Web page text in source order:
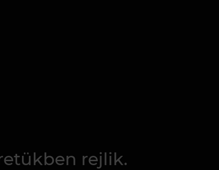
rejlik.